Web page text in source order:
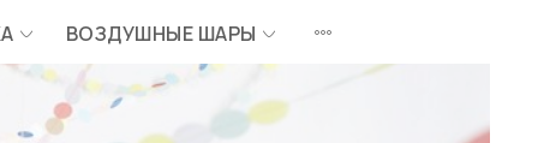
ВОЗДУШНЫЕ ШАРЫ